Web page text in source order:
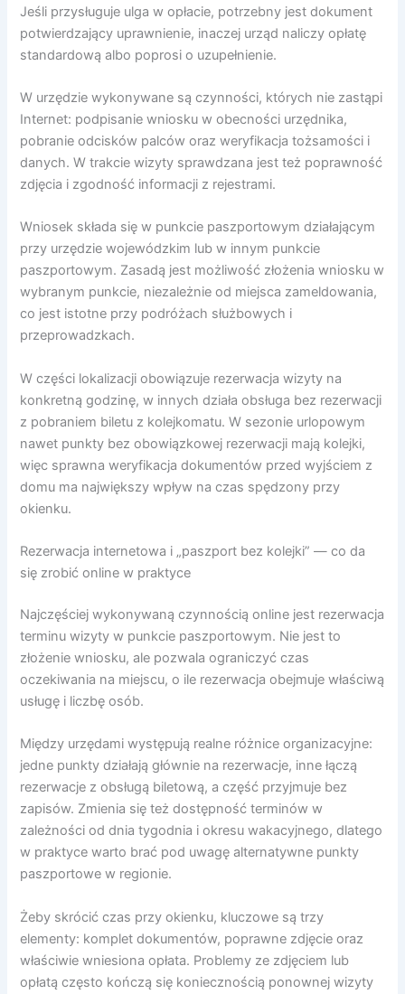
Jeśli przysługuje ulga w opłacie, potrzebny jest dokument
potwierdzający uprawnienie, inaczej urząd naliczy opłatę
standardową albo poprosi o uzupełnienie.
W urzędzie wykonywane są czynności, których nie zastąpi
Internet: podpisanie wniosku w obecności urzędnika,
pobranie odcisków palców oraz weryfikacja tożsamości i
danych. W trakcie wizyty sprawdzana jest też poprawność
zdjęcia i zgodność informacji z rejestrami.
Wniosek składa się w punkcie paszportowym działającym
przy urzędzie wojewódzkim lub w innym punkcie
paszportowym. Zasadą jest możliwość złożenia wniosku w
wybranym punkcie, niezależnie od miejsca zameldowania,
co jest istotne przy podróżach służbowych i
przeprowadzkach.
W części lokalizacji obowiązuje rezerwacja wizyty na
konkretną godzinę, w innych działa obsługa bez rezerwacji
z pobraniem biletu z kolejkomatu. W sezonie urlopowym
nawet punkty bez obowiązkowej rezerwacji mają kolejki,
więc sprawna weryfikacja dokumentów przed wyjściem z
domu ma największy wpływ na czas spędzony przy
okienku.
Rezerwacja internetowa i „paszport bez kolejki” — co da
się zrobić online w praktyce
Najczęściej wykonywaną czynnością online jest rezerwacja
terminu wizyty w punkcie paszportowym. Nie jest to
złożenie wniosku, ale pozwala ograniczyć czas
oczekiwania na miejscu, o ile rezerwacja obejmuje właściwą
usługę i liczbę osób.
Między urzędami występują realne różnice organizacyjne:
jedne punkty działają głównie na rezerwacje, inne łączą
rezerwacje z obsługą biletową, a część przyjmuje bez
zapisów. Zmienia się też dostępność terminów w
zależności od dnia tygodnia i okresu wakacyjnego, dlatego
w praktyce warto brać pod uwagę alternatywne punkty
paszportowe w regionie.
Żeby skrócić czas przy okienku, kluczowe są trzy
elementy: komplet dokumentów, poprawne zdjęcie oraz
właściwie wniesiona opłata. Problemy ze zdjęciem lub
opłatą często kończą się koniecznością ponownej wizyty